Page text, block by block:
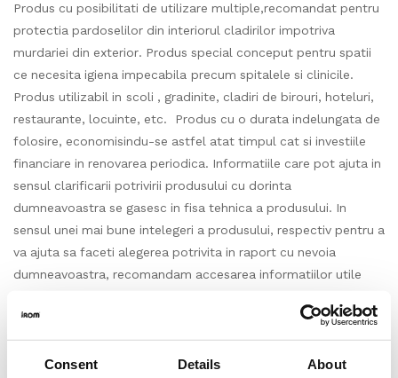
Consent Details About
Produs cu posibilitati de utilizare multiple,recomandat pentru
protectia pardoselilor din interiorul cladirilor impotriva
murdariei din exterior. Produs special conceput pentru spatii
ce necesita igiena impecabila precum spitalele si clinicile.
Produs utilizabil in scoli , gradinite, cladiri de birouri, hoteluri,
restaurante, locuinte, etc. Produs cu o durata indelungata de
folosire, economisindu-se astfel atat timpul cat si investiile
financiare in renovarea periodica. Informatiile care pot ajuta in
sensul clarificarii potrivirii produsului cu dorinta
dumneavoastra se gasesc in fisa tehnica a produsului. In
sensul unei mai bune intelegeri a produsului, respectiv pentru a
va ajuta sa faceti alegerea potrivita in raport cu nevoia
dumneavoastra, recomandam accesarea informatiilor utile
Ambalare,livrare